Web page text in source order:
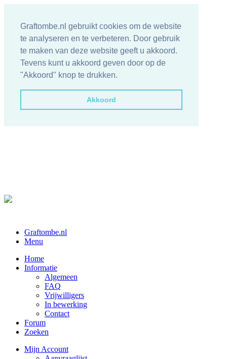
Graftombe.nl gebruikt cookies om de website
te analyseren en te verbeteren. Door gebruik
te maken van deze website geeft u akkoord.
Tevens kunt u akkoord geven door op de
"Akkoord" knop te drukken.
Akkoord
Graftombe.nl
Menu
Home
Informatie
Algemeen
FAQ
Vrijwilligers
In bewerking
Contact
Forum
Zoeken
Mijn Account